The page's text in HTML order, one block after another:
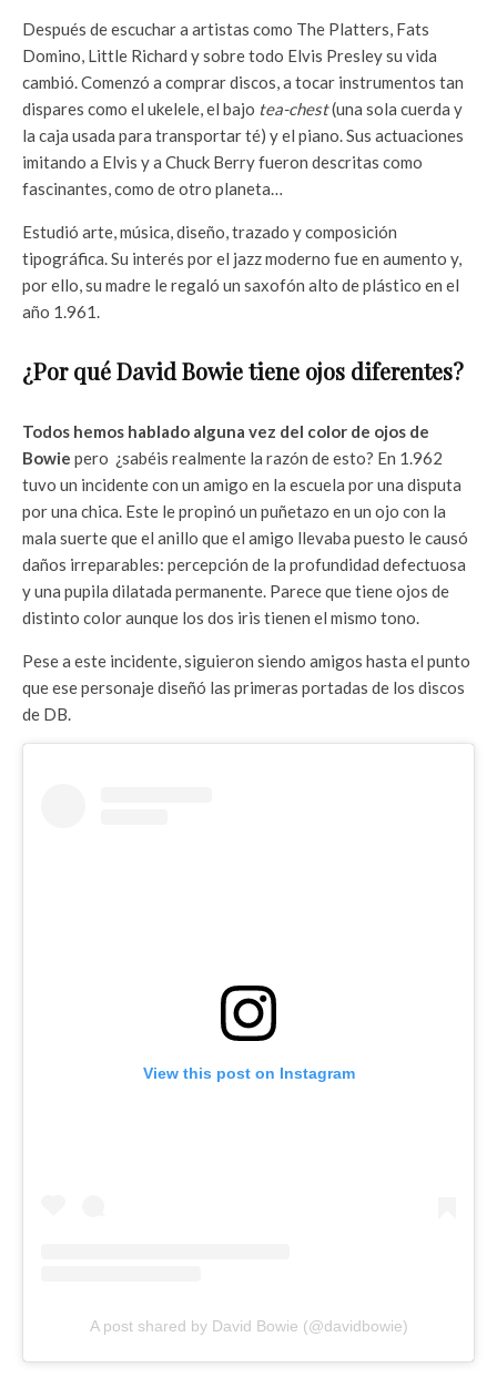
Después de escuchar a artistas como The Platters, Fats
Domino, Little Richard y sobre todo Elvis Presley su vida
cambió. Comenzó a comprar discos, a tocar instrumentos tan
dispares como el ukelele, el bajo tea-chest(una sola cuerda y
la caja usada para transportar té) y el piano. Sus actuaciones
imitando a Elvis y a Chuck Berry fueron descritas como
fascinantes, como de otro planeta…
Estudió arte, música, diseño, trazado y composición
tipográfica. Su interés por el jazz moderno fue en aumento y,
por ello, su madre le regaló un saxofón alto de plástico en el
año 1.961.
¿Por qué David Bowie tiene ojos diferentes?
Todos hemos hablado alguna vez del color de ojos de
Bowie pero ¿sabéis realmente la razón de esto? En 1.962
tuvo un incidente con un amigo en la escuela por una disputa
por una chica. Este le propinó un puñetazo en un ojo con la
mala suerte que el anillo que el amigo llevaba puesto le causó
daños irreparables: percepción de la profundidad defectuosa
y una pupila dilatada permanente. Parece que tiene ojos de
distinto color aunque los dos iris tienen el mismo tono.
Pese a este incidente, siguieron siendo amigos hasta el punto
que ese personaje diseñó las primeras portadas de los discos
de DB.
View this post on Instagram
A post shared by David Bowie (@davidbowie)